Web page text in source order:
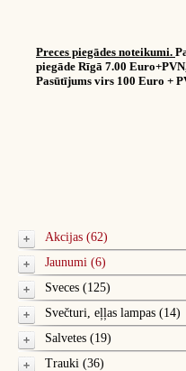
Preces piegādes noteikumi.
piegāde Rīgā 7.00
Pasūtījums virs 100 Euro +
Akcijas (62)
Jaunumi (6)
Sveces (125)
Svečturi, eļļas lampas (14)
Salvetes (19)
Trauki (36)